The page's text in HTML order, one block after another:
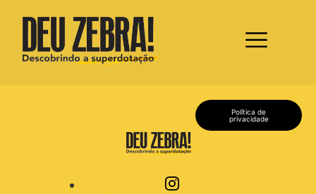
Política de
privacidade